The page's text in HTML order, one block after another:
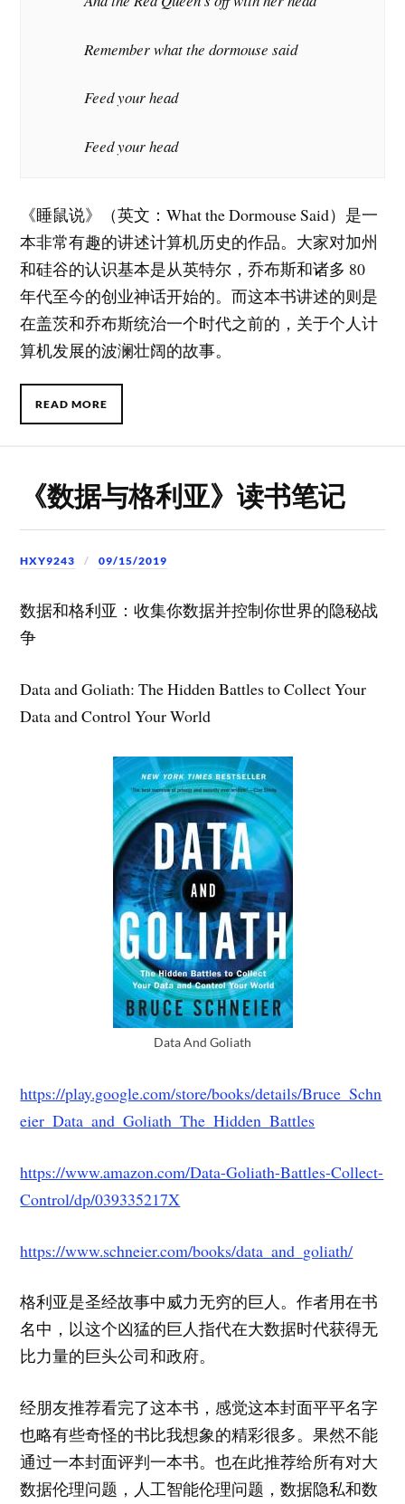
Remember what the dormouse said
Feed your head
Feed your head
《睡鼠说》（英文：What the Dormouse Said）是一
本非常有趣的讲述计算机历史的作品。大家对加州
和硅谷的认识基本是从英特尔，乔布斯和诸多 80
年代至今的创业神话开始的。而这本书讲述的则是
在盖茨和乔布斯统治一个时代之前的，关于个人计
算机发展的波澜壮阔的故事。
READ MORE
《数据与格利亚》读书笔记
HXY9243 09/15/2019
数据和格利亚：收集你数据并控制你世界的隐秘战
争
Data and Goliath: The Hidden Battles to Collect Your
Data and Control Your World
Data And Goliath
https://play.google.com/store/books/details/Bruce_Schn
eier_Data_and_Goliath_The_Hidden_Battles
https://www.amazon.com/Data-Goliath-Battles-Collect-
Control/dp/039335217X
https://www.schneier.com/books/data_and_goliath/
格利亚是圣经故事中威力无穷的巨人。作者用在书
名中，以这个凶猛的巨人指代在大数据时代获得无
比力量的巨头公司和政府。
经朋友推荐看完了这本书，感觉这本封面平平名字
也略有些奇怪的书比我想象的精彩很多。果然不能
通过一本封面评判一本书。也在此推荐给所有对大
数据伦理问题，人工智能伦理问题，数据隐私和数